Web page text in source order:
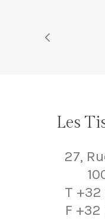
Les
27,
T
F